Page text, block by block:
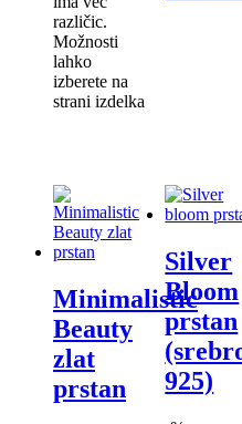
različic.
Možnosti
lahko
izberete na
strani izdelka
Minimalistic
Beauty
zlat
prstan
Silver
Bloom
prstan
925)